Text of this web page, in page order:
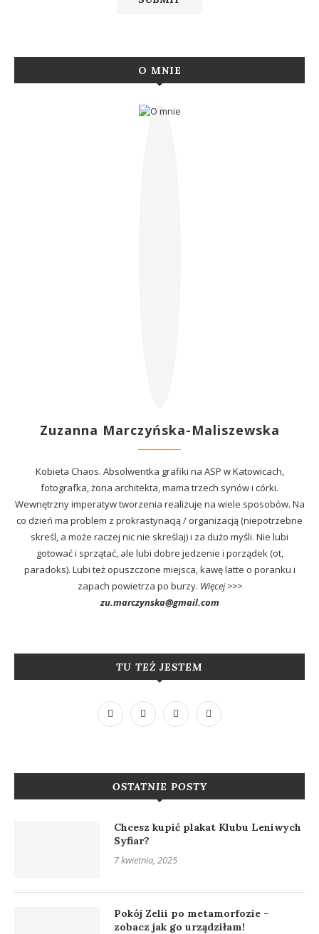
O MNIE
Zuzanna Marczyńska-Maliszewska
Kobieta Chaos. Absolwentka grafiki na ASP w Katowicach,
fotografka, żona architekta, mama trzech synów i córki.
Wewnętrzny imperatyw tworzenia realizuje na wiele sposobów. Na
co dzień ma problem z prokrastynacją / organizacją (niepotrzebne
skreśl, a może raczej nic nie skreślaj) i za dużo myśli. Nie lubi
gotować i sprzątać, ale lubi dobre jedzenie i porządek (ot,
paradoks). Lubi też opuszczone miejsca, kawę latte o poranku i
zapach powietrza po burzy. Więcej >>>
zu.marczynska@gmail.com
TU TEŻ JESTEM
OSTATNIE POSTY
Chcesz kupić plakat Klubu Leniwych
Syfiar?
7 kwietnia, 2025
Pokój Zelii po metamorfozie –
zobacz jak go urządziłam!